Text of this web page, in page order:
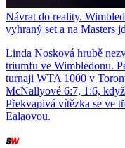
Návrat do reality.
vyhraný set a na Masters
Linda Nosková hrubě
triumfu ve Wimbledonu.
turnaji WTA 1000 v
McNallyové 6:7, 1:6,
Překvapivá vítězka se ve
Ealaovou.